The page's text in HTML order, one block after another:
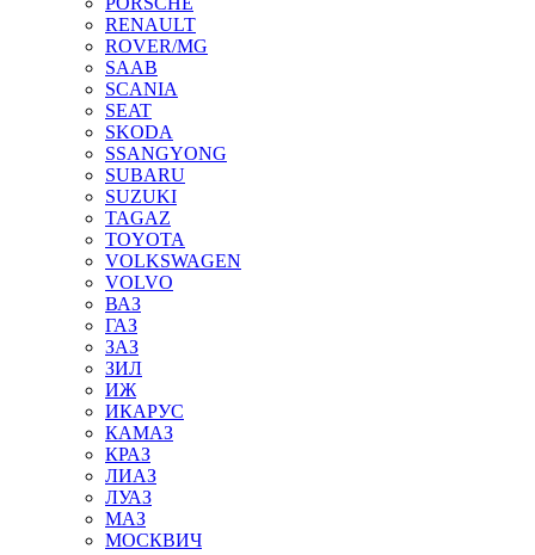
RENAULT
ROVER/MG
SAAB
SCANIA
SEAT
SKODA
SSANGYONG
SUBARU
SUZUKI
TAGAZ
TOYOTA
VOLKSWAGEN
VOLVO
ВАЗ
ГАЗ
ЗАЗ
ЗИЛ
ИЖ
ИКАРУС
КАМАЗ
КРАЗ
ЛИАЗ
ЛУАЗ
МАЗ
МОСКВИЧ